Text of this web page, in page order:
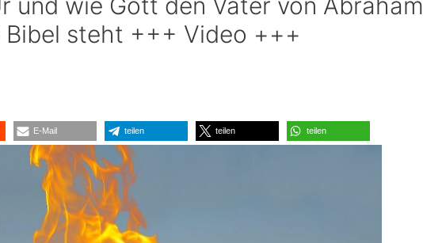
steht +++ Video +++
E-Mail teilen teilen teilen